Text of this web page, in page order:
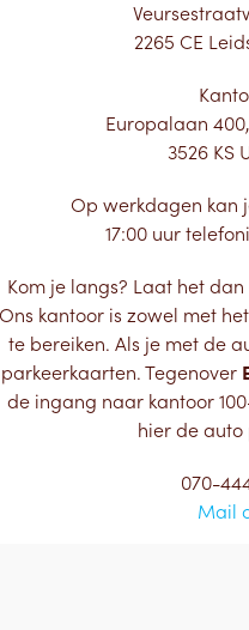
2265 CE
Europalaan
3526 KS
Op werkdagen kan
17:00 uur
Kom je langs? Laat het
Ons kantoor is zowel met
te bereiken. Als je met de
parkeerkaarten. Tegenover
de ingang naar kantoor
hier de auto
070-
Mail